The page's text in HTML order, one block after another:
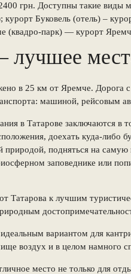
грн. Доступны такие
курорт Буковель (отель) –
(квадро-парк) — курорт
лучшее
в 25 км от Яремче. Дорога
машиной, рейсовым
в Татарове заключаются в
доехать куда-либо
природой, подняться на
заповеднике или
Татарова к лучшим
вариантом для
воздух и в целом намного
место не только для